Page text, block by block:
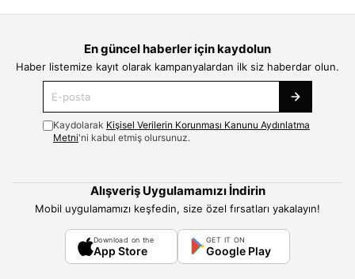
En güncel haberler için kaydolun
Haber listemize kayıt olarak kampanyalardan ilk siz haberdar olun.
Kaydolarak Kişisel Verilerin Korunması Kanunu Aydınlatma
Metni'ni kabul etmiş olursunuz.
Alışveriş Uygulamamızı İndirin
Mobil uygulamamızı keşfedin, size özel fırsatları yakalayın!
Download on the
App Store
GET IT ON
Google Play